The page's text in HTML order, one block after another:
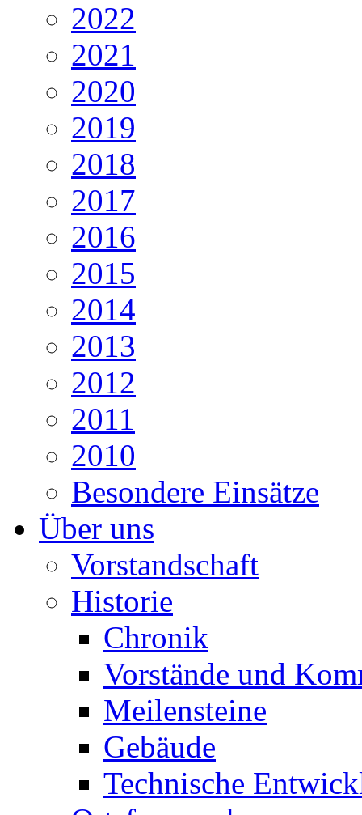
2022
2021
2020
2019
2018
2017
2016
2015
2014
2013
2012
2011
2010
Besondere Einsätze
Über uns
Vorstandschaft
Historie
Chronik
Vorstände und
Meilensteine
Gebäude
Technische